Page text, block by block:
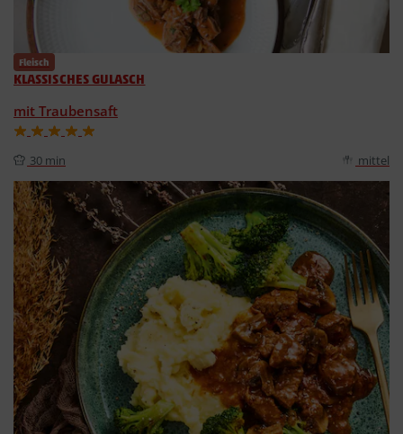
Fleisch
KLASSISCHES GULASCH
mit Traubensaft
30 min mittel